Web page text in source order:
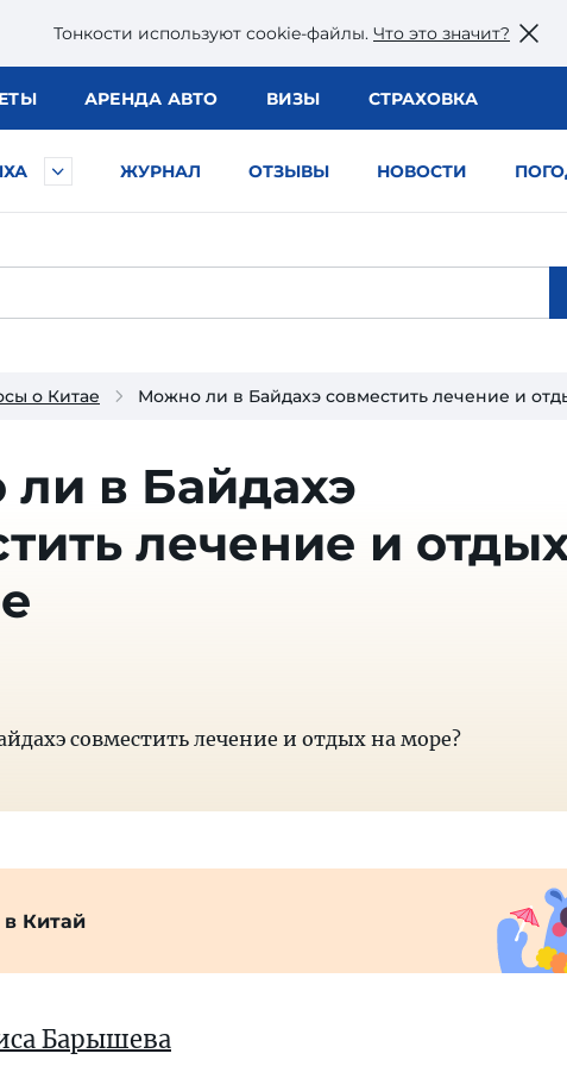
Тонкости используют сookie-файлы. Что это значит?
АРЕНДА АВТО ВИЗЫ СТРАХОВКА
ЖУРНАЛ ОТЗЫВЫ НОВОСТИ
о Китае Можно ли в Байдахэ совместить лечение и
в Байдахэ
лечение и
совместить лечение и отдых на море?
в Китай
Барышева